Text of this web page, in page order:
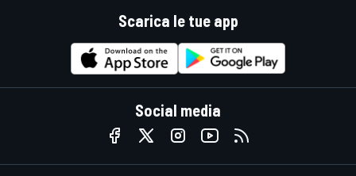
Scarica le tue app
Social media